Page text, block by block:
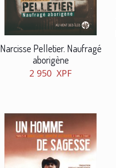
Narcisse Pelletier. Naufragé
aborigène
2 950 XPF